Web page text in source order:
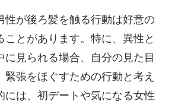
性が後ろ髪を触る行動は好意の
ことがあります。特に、異性と
に見られる場合、自分の見た目
緊張をほぐすための行動と考え
には、初デートや気になる女性